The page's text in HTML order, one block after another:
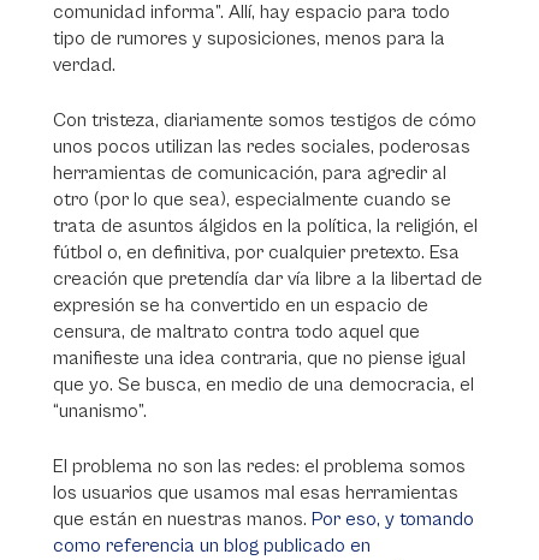
comunidad informa”. Allí, hay espacio para todo
tipo de rumores y suposiciones, menos para la
verdad.
Con tristeza, diariamente somos testigos de cómo
unos pocos utilizan las redes sociales, poderosas
herramientas de comunicación, para agredir al
otro (por lo que sea), especialmente cuando se
trata de asuntos álgidos en la política, la religión, el
fútbol o, en definitiva, por cualquier pretexto. Esa
creación que pretendía dar vía libre a la libertad de
expresión se ha convertido en un espacio de
censura, de maltrato contra todo aquel que
manifieste una idea contraria, que no piense igual
que yo. Se busca, en medio de una democracia, el
“unanismo”.
El problema no son las redes: el problema somos
los usuarios que usamos mal esas herramientas
que están en nuestras manos. Por eso, y tomando
como referencia un blog publicado en